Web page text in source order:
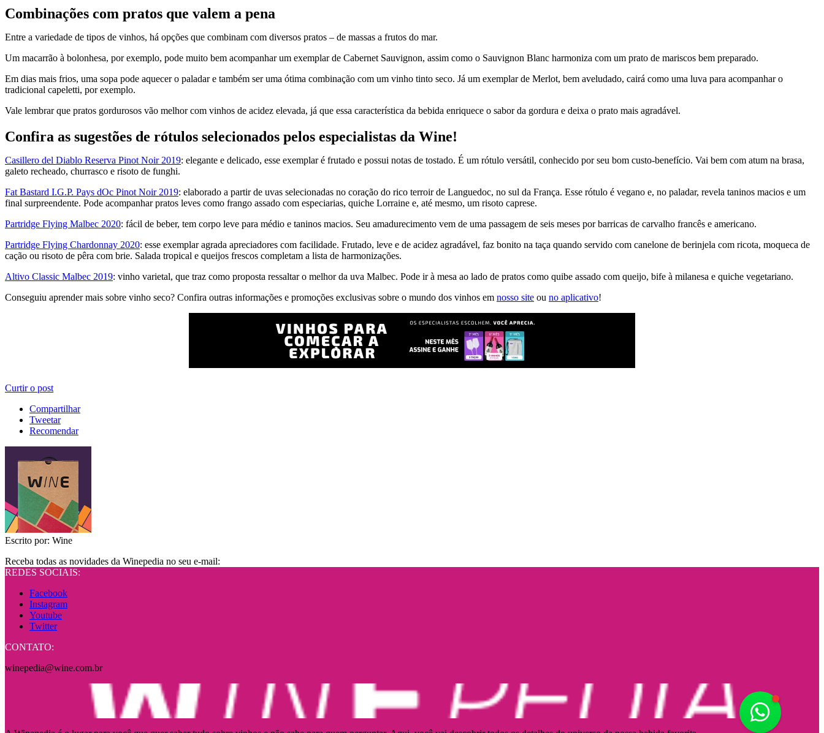
Combinações com pratos que valem a pena
Entre a variedade de tipos de vinhos, há opções que combinam com diversos pratos – de massas a frutos do mar.
Um macarrão à bolonhesa, por exemplo, pode muito bem acompanhar um exemplar de Cabernet Sauvignon, assim como o Sauvignon Blanc harmoniza com um prato de mariscos bem preparado.
Em dias mais frios, uma sopa pode aquecer o paladar e também ser uma ótima combinação com um vinho tinto seco. Já um exemplar de Merlot, bem aveludado, cairá como uma luva para acompanhar o
tradicional capeletti, por exemplo.
Vale lembrar que pratos gordurosos vão melhor com vinhos de acidez elevada, já que essa característica da bebida enriquece o sabor da gordura e deixa o prato mais agradável.
Confira as sugestões de rótulos selecionados pelos especialistas da Wine!
Casillero del Diablo Reserva Pinot Noir 2019: elegante e delicado, esse exemplar é frutado e possui notas de tostado. É um rótulo versátil, conhecido por seu bom custo-benefício. Vai bem com atum na brasa,
galeto recheado, churrasco e risoto de funghi.
Fat Bastard I.G.P. Pays dOc Pinot Noir 2019: elaborado a partir de uvas selecionadas no coração do rico terroir de Languedoc, no sul da França. Esse rótulo é vegano e, no paladar, revela taninos macios e um
final surpreendente. Pode acompanhar pratos leves como frango assado com especiarias, quiche Lorraine e, até mesmo, um risoto caprese.
Partridge Flying Malbec 2020: fácil de beber, tem corpo leve para médio e taninos macios. Seu amadurecimento vem de uma passagem de seis meses por barricas de carvalho francês e americano.
Partridge Flying Chardonnay 2020: esse exemplar agrada apreciadores com facilidade. Frutado, leve e de acidez agradável, faz bonito na taça quando servido com canelone de berinjela com ricota, moqueca de
cação ou risoto de pêra com brie. Salada tropical e queijos frescos completam a lista de harmonizações.
Altivo Classic Malbec 2019: vinho varietal, que traz como proposta ressaltar o melhor da uva Malbec. Pode ir à mesa ao lado de pratos como quibe assado com queijo, bife à milanesa e quiche vegetariano.
Conseguiu aprender mais sobre vinho seco? Confira outras informações e promoções exclusivas sobre o mundo dos vinhos em nosso site ou no aplicativo!
Curtir o post
Compartilhar
Tweetar
Recomendar
Escrito por: Wine
Receba todas as novidades da Winepedia no seu e-mail:
REDES SOCIAIS:
Facebook
Instagram
Youtube
Twitter
CONTATO:
winepedia@wine.com.br
Fale